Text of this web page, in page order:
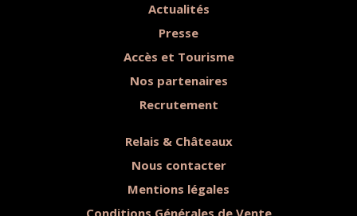
Actualités
Presse
Accès et Tourisme
Nos partenaires
Recrutement
Relais & Châteaux
Nous contacter
Mentions légales
Conditions Générales de Vente